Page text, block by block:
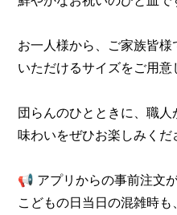
お一人様から、ご家族皆様
いただけるサイズをご用意
団らんのひとときに、職人
味わいをぜひお楽しみく
📢 アプリからの事前注文
こどもの日当日の混雑時